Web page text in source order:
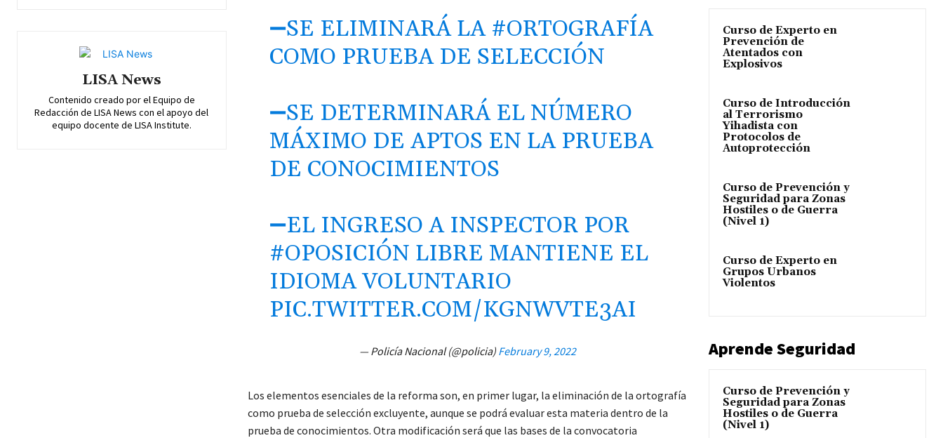
LISA News
Contenido creado por el Equipo de
Redacción de LISA News con el apoyo del
equipo docente de LISA Institute.
➖SE ELIMINARÁ LA #ORTOGRAFÍA
COMO PRUEBA DE SELECCIÓN
➖SE DETERMINARÁ EL NÚMERO
MÁXIMO DE APTOS EN LA PRUEBA
DE CONOCIMIENTOS
➖EL INGRESO A INSPECTOR POR
#OPOSICIÓN LIBRE MANTIENE EL
IDIOMA VOLUNTARIO
PIC.TWITTER.COM/KGNWVTE3AI
— Policía Nacional (@policia) February 9, 2022
Los elementos esenciales de la reforma son, en primer lugar, la eliminación de la ortografía
como prueba de selección excluyente, aunque se podrá evaluar esta materia dentro de la
prueba de conocimientos. Otra modificación será que las bases de la convocatoria
Curso de Experto en
Prevención de
Atentados con
Explosivos
Curso de Introducción
al Terrorismo
Yihadista con
Protocolos de
Autoprotección
Curso de Prevención y
Seguridad para Zonas
Hostiles o de Guerra
(Nivel 1)
Curso de Experto en
Grupos Urbanos
Violentos
Aprende Seguridad
Curso de Prevención y
Seguridad para Zonas
Hostiles o de Guerra
(Nivel 1)